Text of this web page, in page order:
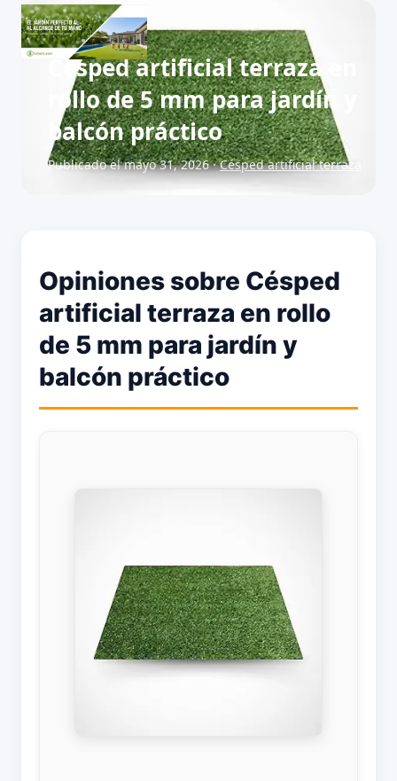
Césped artificial terraza en
rollo de 5 mm para jardín y
balcón práctico
Publicado el mayo 31, 2026 ·Césped artificial terraza
Opiniones sobre Césped
artificial terraza en rollo
de 5 mm para jardín y
balcón práctico